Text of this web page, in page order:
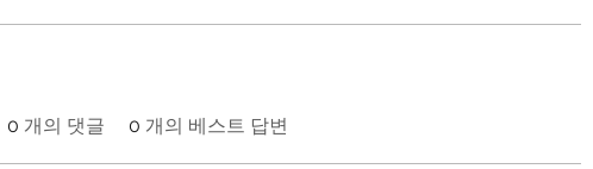
0 개의 댓글 0 개의 베스트 답변